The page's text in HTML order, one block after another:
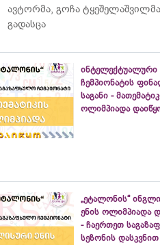
ავტორმა, გოჩა ტყეშელაშვილმა
გადასცა
ინტელექტუალური
ჩემპიონატის
საგანი -
ოლიმპიადა
„ეტალონის“
ენის ოლიმპიადა
- ჩაერთეთ
სეზონის დასკვნით